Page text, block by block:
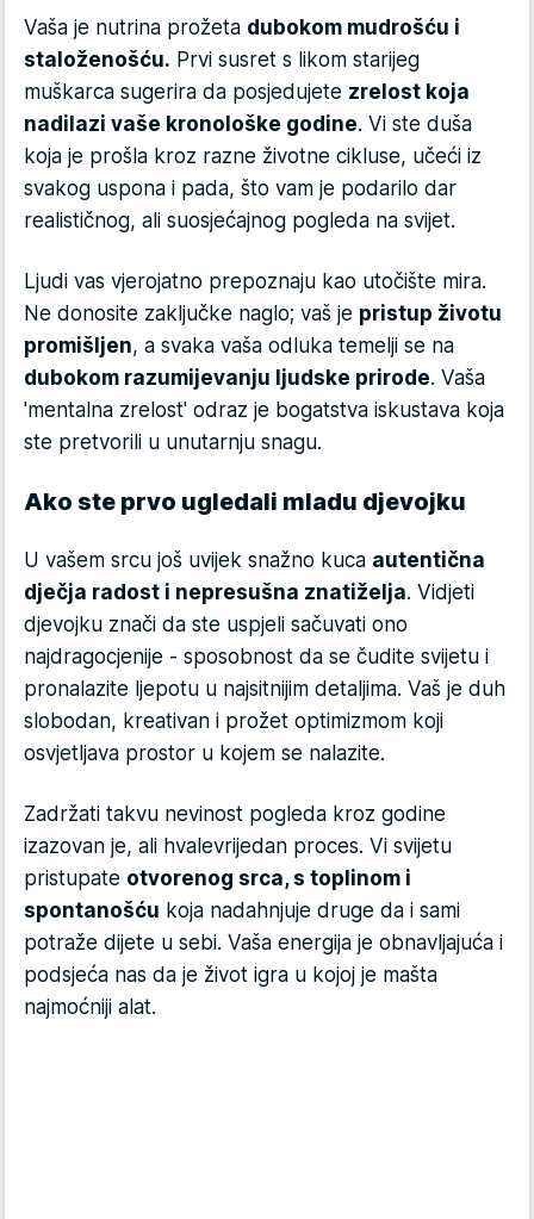
Vaša je nutrina prožeta dubokom mudrošću i
staloženošću. Prvi susret s likom starijeg
muškarca sugerira da posjedujete zrelost koja
nadilazi vaše kronološke godine. Vi ste duša
koja je prošla kroz razne životne cikluse, učeći iz
svakog uspona i pada, što vam je podarilo dar
realističnog, ali suosjećajnog pogleda na svijet.
Ljudi vas vjerojatno prepoznaju kao utočište mira.
Ne donosite zaključke naglo; vaš je pristup životu
promišljen, a svaka vaša odluka temelji se na
dubokom razumijevanju ljudske prirode. Vaša
'mentalna zrelost' odraz je bogatstva iskustava koja
ste pretvorili u unutarnju snagu.
Ako ste prvo ugledali mladu djevojku
U vašem srcu još uvijek snažno kuca autentična
dječja radost i nepresušna znatiželja. Vidjeti
djevojku znači da ste uspjeli sačuvati ono
najdragocjenije - sposobnost da se čudite svijetu i
pronalazite ljepotu u najsitnijim detaljima. Vaš je duh
slobodan, kreativan i prožet optimizmom koji
osvjetljava prostor u kojem se nalazite.
Zadržati takvu nevinost pogleda kroz godine
izazovan je, ali hvalevrijedan proces. Vi svijetu
pristupate otvorenog srca, s toplinom i
spontanošću koja nadahnjuje druge da i sami
potraže dijete u sebi. Vaša energija je obnavljajuća i
podsjeća nas da je život igra u kojoj je mašta
najmoćniji alat.